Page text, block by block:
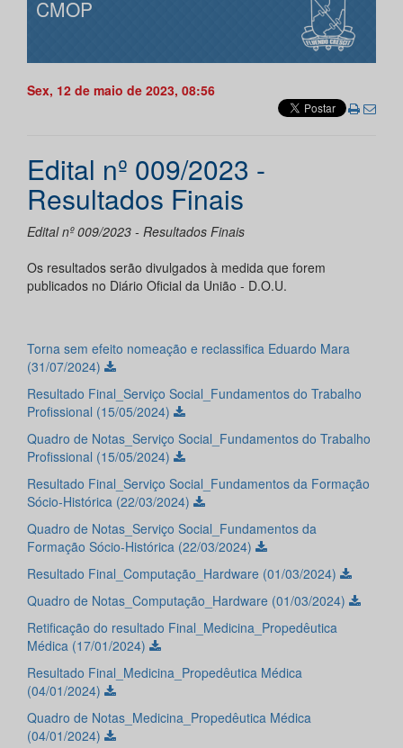
CMOP
Sex, 12 de maio de 2023, 08:56
Edital nº 009/2023 -
Resultados Finais
Edital nº 009/2023 - Resultados Finais
Os resultados serão divulgados à medida que forem
publicados no Diário Oficial da União - D.O.U.
Torna sem efeito nomeação e reclassifica Eduardo Mara
(31/07/2024)
Resultado Final_Serviço Social_Fundamentos do Trabalho
Profissional (15/05/2024)
Quadro de Notas_Serviço Social_Fundamentos do Trabalho
Profissional (15/05/2024)
Resultado Final_Serviço Social_Fundamentos da Formação
Sócio-Histórica (22/03/2024)
Quadro de Notas_Serviço Social_Fundamentos da
Formação Sócio-Histórica (22/03/2024)
Resultado Final_Computação_Hardware (01/03/2024)
Quadro de Notas_Computação_Hardware (01/03/2024)
Retificação do resultado Final_Medicina_Propedêutica
Médica (17/01/2024)
Resultado Final_Medicina_Propedêutica Médica
(04/01/2024)
Quadro de Notas_Medicina_Propedêutica Médica
(04/01/2024)